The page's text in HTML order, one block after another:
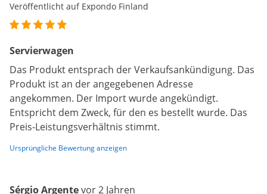
Veröffentlicht auf Expondo Finland
Servierwagen
Das Produkt entsprach der Verkaufsankündigung. Das
Produkt ist an der angegebenen Adresse
angekommen. Der Import wurde angekündigt.
Entspricht dem Zweck, für den es bestellt wurde. Das
Preis-Leistungsverhältnis stimmt.
Ursprüngliche Bewertung anzeigen
Sérgio Argentevor 2 Jahren